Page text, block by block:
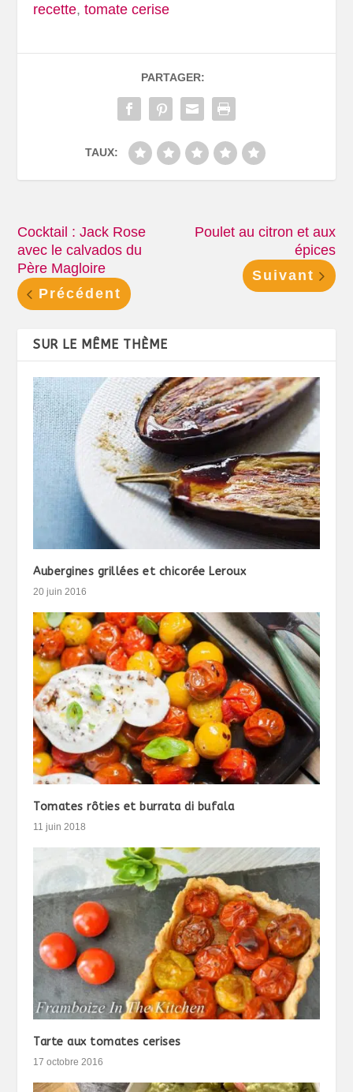
recette,tomate cerise
PARTAGER:
TAUX:
Cocktail : Jack Rose
avec le calvados du
Père Magloire
Précédent
Poulet au citron et aux
épices
Suivant
SUR LE MÊME THÈME
Aubergines grillées et chicorée Leroux
20 juin 2016
Tomates rôties et burrata di bufala
11 juin 2018
Tarte aux tomates cerises
17 octobre 2016